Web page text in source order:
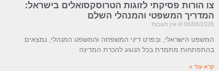
צו הורות פסיקתי לזוגות הטרוסקסואלים בישראל:
המדריך המשפטי והמנהלי השלם
06/08/2026 אין תגובות
המשפט הישראלי, ובפרט דיני המשפחה והמשפט המנהלי, נמצאים
בהתפתחות מתמדת בכל הנוגע להכרת המדינה
קרא עוד »